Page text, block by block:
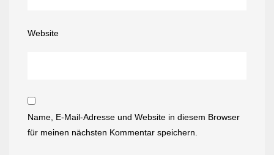
Website
Name, E-Mail-Adresse und Website in diesem Browser
für meinen nächsten Kommentar speichern.